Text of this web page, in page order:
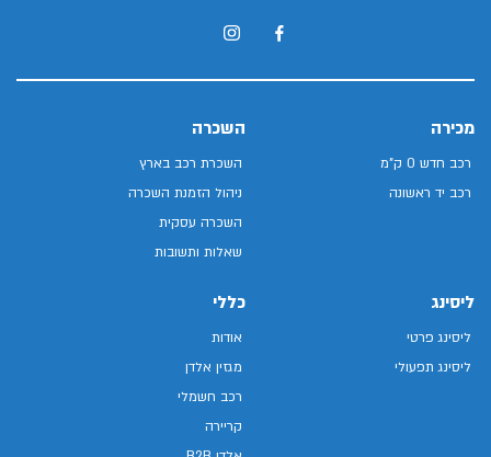
מכירה
רכב חדש 0 ק"מ
רכב יד ראשונה
השכרה
השכרת רכב בארץ
ניהול הזמנת השכרה
השכרה עסקית
שאלות ותשובות
ליסינג
ליסינג פרטי
ליסינג תפעולי
כללי
אודות
מגזין אלדן
רכב חשמלי
קריירה